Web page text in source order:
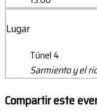
Lugar
Túnel 4
Sarmiento y el
Compartir este